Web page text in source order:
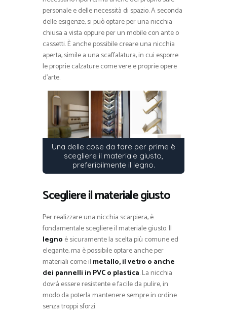
personale e delle necessità di spazio. A seconda
delle esigenze, si può optare per una nicchia
chiusa a vista oppure per un mobile con ante o
cassetti. È anche possibile creare una nicchia
aperta, simile a una scaffalatura, in cui esporre
le proprie calzature come vere e proprie opere
d’arte.
Una delle cose da fare per prime è
scegliere il materiale giusto,
preferibilmente il legno.
Scegliere il materiale giusto
Per realizzare una nicchia scarpiera, è
fondamentale scegliere il materiale giusto. Il
legno è sicuramente la scelta più comune ed
elegante, ma è possibile optare anche per
materiali come il metallo, il vetro o anche
dei pannelli in PVC o plastica. La nicchia
dovrà essere resistente e facile da pulire, in
modo da poterla mantenere sempre in ordine
senza troppi sforzi.